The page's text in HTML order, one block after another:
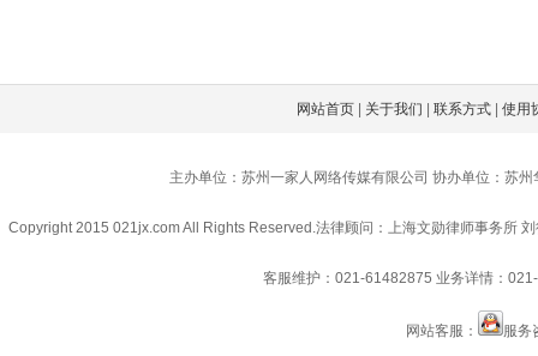
网站首页 关于我们 |联系方式 |使用
主办单位：苏州一家人网络传媒有限公司 协办单位：苏
Copyright 2015 021jx.com All Rights Reserved.法律顾问：上海文勋律师事务所
客服维护：021-61482875 业务详情：
网站客服： 服务